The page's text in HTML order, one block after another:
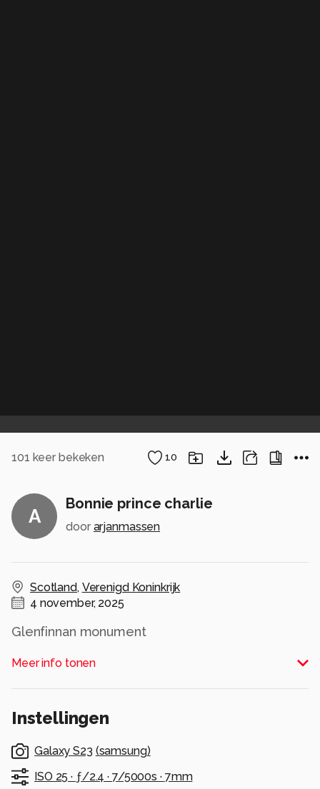
101 keer bekeken 10
A
Bonnie prince charlie
door arjanmassen
Scotland, Verenigd Koninkrijk
4 november, 2025
Glenfinnan monument
Alle rechten voorbehouden
Meer info tonen
Instellingen
Galaxy S23 (samsung)
ISO 25 · ƒ/2.4 · 7/5000s · 7mm